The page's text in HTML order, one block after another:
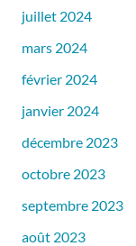
juillet 2024
mars 2024
février 2024
janvier 2024
décembre 2023
octobre 2023
septembre 2023
août 2023